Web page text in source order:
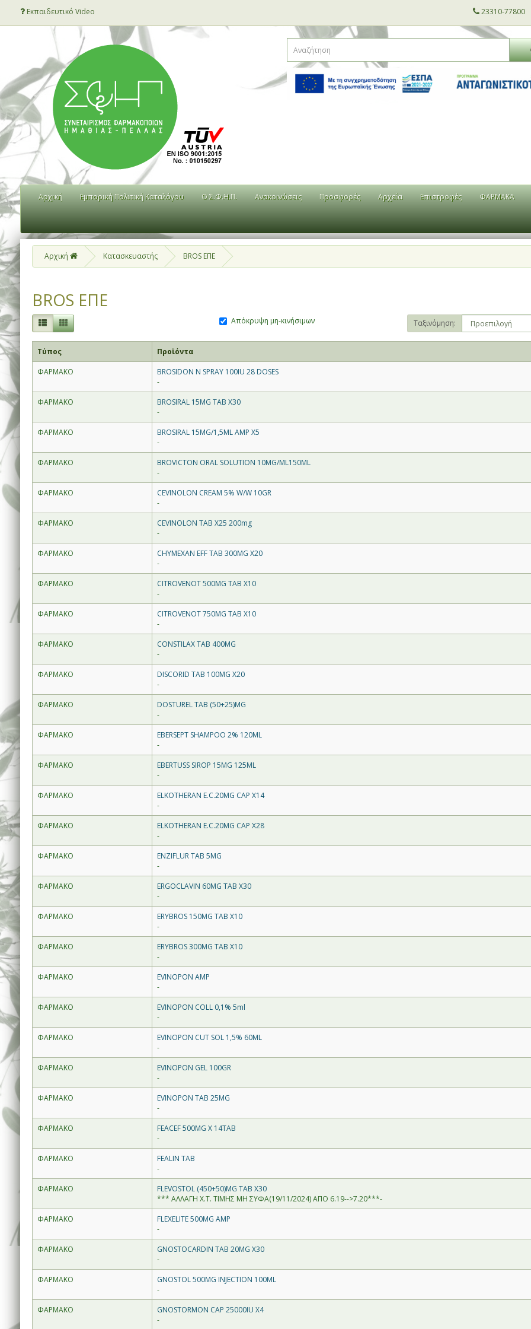
Εκπαιδευτικό Video 23310-77800
Αρχική Εμπορική Πολιτική Καταλόγου Ο Σ.Φ.Η.Π. Ανακοινώσεις Προσφορές Αρχεία Επιστροφές ΦΑΡΜΑΚΑ
Αρχική Κατασκευαστής BROS ΕΠΕ
BROS ΕΠΕ
Απόκρυψη μη-κινήσιμων Ταξινόμηση:
Τύπος
Προϊόντα
ΦΑΡΜΑΚΟ
BROSIDON N SPRAY 100IU 28 DOSES
-
ΦΑΡΜΑΚΟ
BROSIRAL 15MG TAB X30
-
ΦΑΡΜΑΚΟ
BROSIRAL 15MG/1,5ML AMP X5
-
ΦΑΡΜΑΚΟ
BROVICTON ORAL SOLUTION 10MG/ML150ML
-
ΦΑΡΜΑΚΟ
CEVINOLON CREAM 5% W/W 10GR
-
ΦΑΡΜΑΚΟ
CEVINOLON TAB X25 200mg
-
ΦΑΡΜΑΚΟ
CHYMEXAN EFF TAB 300MG X20
-
ΦΑΡΜΑΚΟ
CITROVENOT 500MG TAB X10
-
ΦΑΡΜΑΚΟ
CITROVENOT 750MG TAB X10
-
ΦΑΡΜΑΚΟ
CONSTILAX TAB 400MG
-
ΦΑΡΜΑΚΟ
DISCORID TAB 100MG X20
-
ΦΑΡΜΑΚΟ
DOSTUREL TAB (50+25)MG
-
ΦΑΡΜΑΚΟ
EBERSEPT SHAMPOO 2% 120ML
-
ΦΑΡΜΑΚΟ
EBERTUSS SIROP 15MG 125ML
-
ΦΑΡΜΑΚΟ
ELKOTHERAN E.C.20MG CAP X14
-
ΦΑΡΜΑΚΟ
ELKOTHERAN E.C.20MG CAP X28
-
ΦΑΡΜΑΚΟ
ENZIFLUR TAB 5MG
-
ΦΑΡΜΑΚΟ
ERGOCLAVIN 60MG TAB X30
-
ΦΑΡΜΑΚΟ
ERYBROS 150MG TAB X10
-
ΦΑΡΜΑΚΟ
ERYBROS 300MG TAB X10
-
ΦΑΡΜΑΚΟ
EVINOPON AMP
-
ΦΑΡΜΑΚΟ
EVINOPON COLL 0,1% 5ml
-
ΦΑΡΜΑΚΟ
EVINOPON CUT SOL 1,5% 60ML
-
ΦΑΡΜΑΚΟ
EVINOPON GEL 100GR
-
ΦΑΡΜΑΚΟ
EVINOPON TAB 25MG
-
ΦΑΡΜΑΚΟ
FEACEF 500MG X 14TAB
-
ΦΑΡΜΑΚΟ
FEALIN TAB
-
ΦΑΡΜΑΚΟ
FLEVOSTOL (450+50)MG TAB X30
*** ΑΛΛΑΓΗ Χ.Τ. ΤΙΜΗΣ ΜΗ ΣΥΦΑ(19/11/2024) ΑΠΟ 6.19-->7.20***-
ΦΑΡΜΑΚΟ
FLEXELITE 500MG AMP
-
ΦΑΡΜΑΚΟ
GNOSTOCARDIN TAB 20MG X30
-
ΦΑΡΜΑΚΟ
GNOSTOL 500MG INJECTION 100ML
-
ΦΑΡΜΑΚΟ
GNOSTORMON CAP 25000IU X4
-